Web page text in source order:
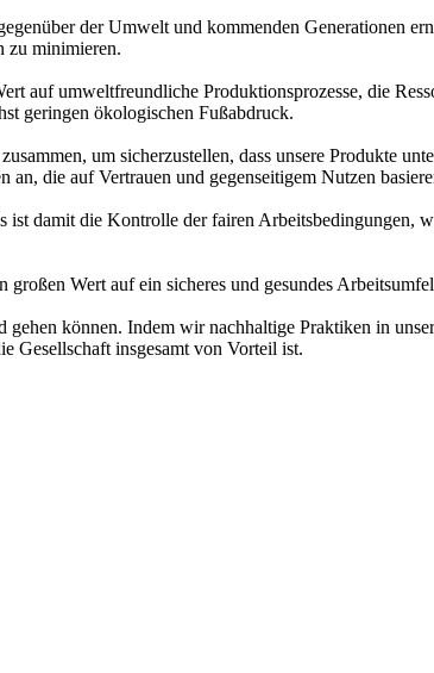
der Umwelt und kommenden Generationen
zu minimieren.
auf umweltfreundliche Produktionsprozesse, die
geringen ökologischen Fußabdruck.
um sicherzustellen, dass unsere Produkte
die auf Vertrauen und gegenseitigem Nutzen
ist damit die Kontrolle der fairen Arbeitsbedingungen,
Wert auf ein sicheres und gesundes
können. Indem wir nachhaltige Praktiken in
Gesellschaft insgesamt von Vorteil ist.